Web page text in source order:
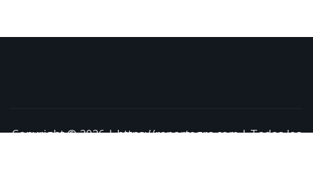
Copyright © 2026 | https://reportegro.com | Todos los